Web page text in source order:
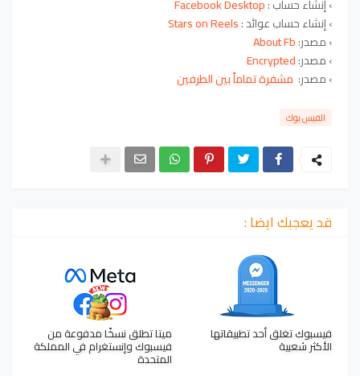
›إنشاء حساب :Facebook Desktop
›إنشاء حساب عوائد :Stars on Reels
› مصدر:About Fb
› مصدر:Encrypted
› مصدر: مشفرة تماماً بين الطرفين
الفيس بوك
قد يعجبك ايضا :
فيسبوك تغلق أحد تطبيقاتها
الأكثر شعبية
ميتا تطلق نسخًا مدفوعة من
فيسبوك وإنستغرام في المملكة
المتحدة